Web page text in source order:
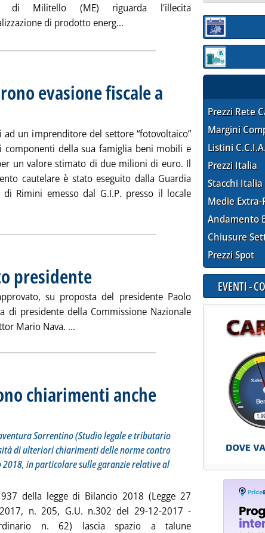
di Militello (ME) riguarda l'illecita
di prodotto energ... Leggi tutta la notizia:
evasione fiscale a
11.4.
ad un imprenditore del settore “fotovoltaico”
componenti della sua famiglia beni mobili e
un valore stimato di due milioni di euro. Il
cautelare è stato eseguito dalla Guardia
di Rimini emesso dal G.I.P. presso il locale
'Fv, Fiamme Gialle scoprono evasione fiscale a Rimini '
presidente . Pubblicata martedì 27 febbraio 2018 alle 10.53.
su proposta del presidente Paolo
presidente della Commissione Nazionale
Mario Nava. ... Leggi tutta la notizia: 'Consob, Nava
chiarimenti anche
questo nuovo contributo, l'avvocato Bonaventura Sorrentino (Studio legale e tributario
Sorrentino (Studio legale e tributario
di ulteriori chiarimenti delle norme contro
in particolare sulle garanzie relative al
della legge di Bilancio 2018 (Legge 27
n. 205, G.U. n.302 del 29-12-2017 -
n. 62) lascia spazio a talune
Sezione:
Sezione:
Prezzi Rete
Margini
Listini
Prezzi Italia
Stacchi Italia
Medie Extra-
Andamento
Chiusure
Prezzi Spot
EVENTI -